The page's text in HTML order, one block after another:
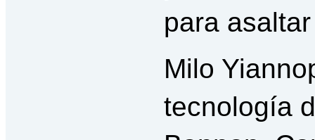
para
Milo
tecnología